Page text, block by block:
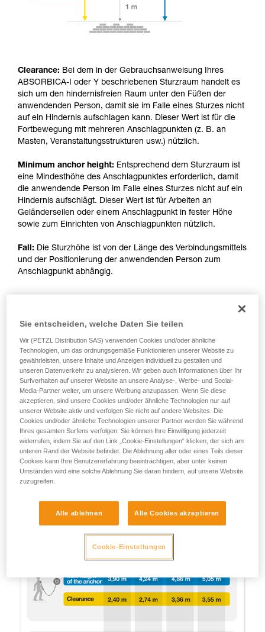
Clearance: Bei dem in der Gebrauchsanweisung Ihres
ABSORBICA-I oder Y beschriebenen Sturzraum handelt es
sich um den hindernisfreien Raum unter den Füßen der
anwendenden Person, damit sie im Falle eines Sturzes nicht
auf ein Hindernis aufschlagen kann. Dieser Wert ist für die
Fortbewegung mit mehreren Anschlagpunkten (z. B. an
Masten, Veranstaltungsstrukturen usw.) nützlich.
Minimum anchor height: Entsprechend dem Sturzraum ist
eine Mindesthöhe des Anschlagpunktes erforderlich, damit
die anwendende Person im Falle eines Sturzes nicht auf ein
Hindernis aufschlägt. Dieser Wert ist für Arbeiten an
Geländerseilen oder einem Anschlagpunkt in fester Höhe
sowie zum Einrichten von Anschlagpunkten nützlich.
Fall: Die Sturzhöhe ist von der Länge des Verbindungsmittels
und der Positionierung der anwendenden Person zum
Anschlagpunkt abhängig.
Betroffene Referenzen: L010AB00, L011AB00, L012AB00,
L012BB00, L012CB00, L013AB01, L014AB01, L014BB01,
L014CB01, L015AB00, L015BB00, L016AB00.
Sie entscheiden, welche Daten Sie teilen
Wir (PETZL Distribution SAS) verwenden Cookies und/oder ähnliche
Technologien, um das ordnungsgemäße Funktionieren unserer Website zu
gewährleisten, unsere Inhalte und Anzeigen individuell zu gestalten und
unseren Datenverkehr zu analysieren. Wir geben auch Informationen über Ihr
Surfverhalten auf unserer Website an unsere Analyse-, Werbe- und Social-
Media-Partner weiter, um unsere Werbung anzupassen. Wenn Sie diese
akzeptieren, sind unsere Cookies und/oder ähnliche Technologien nur auf
unserer Website aktiv und verfolgen Sie nicht auf andere Websites. Die
Cookies und/oder ähnliche Technologien unserer Partner werden Sie während
Ihres gesamten Surfens verfolgen. Sie können Ihre Einwilligung jederzeit
widerrufen, indem Sie auf den Link „Cookie-Einstellungen“ klicken, der sich am
unteren Rand der Website befindet. Die Ablehnung aller oder eines Teils dieser
Cookies kann Ihre Benutzererfahrung beeinträchtigen, aber unter keinen
Umständen wird eine solche Ablehnung Sie daran hindern, auf unsere Website
zuzugreifen.
Alle ablehnen Alle Cookies akzeptieren
Cookie-Einstellungen